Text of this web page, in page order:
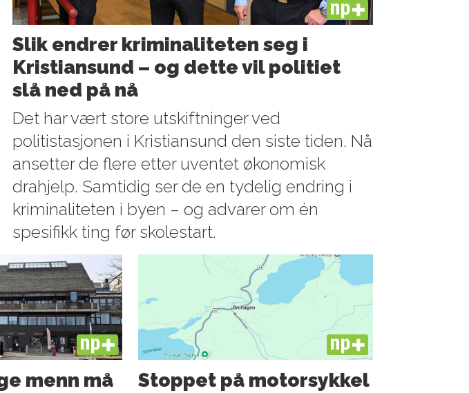
PLUS
Slik endrer kriminaliteten seg i
Kristiansund – og dette vil politiet
slå ned på nå
Det har vært store utskiftninger ved
politistasjonen i Kristiansund den siste tiden. Nå
ansetter de flere etter uventet økonomisk
drahjelp. Samtidig ser de en tydelig endring i
kriminaliteten i byen – og advarer om én
spesifikk ting før skolestart.
PLUS
menn må
PLUS
Stoppet på motorsykkel